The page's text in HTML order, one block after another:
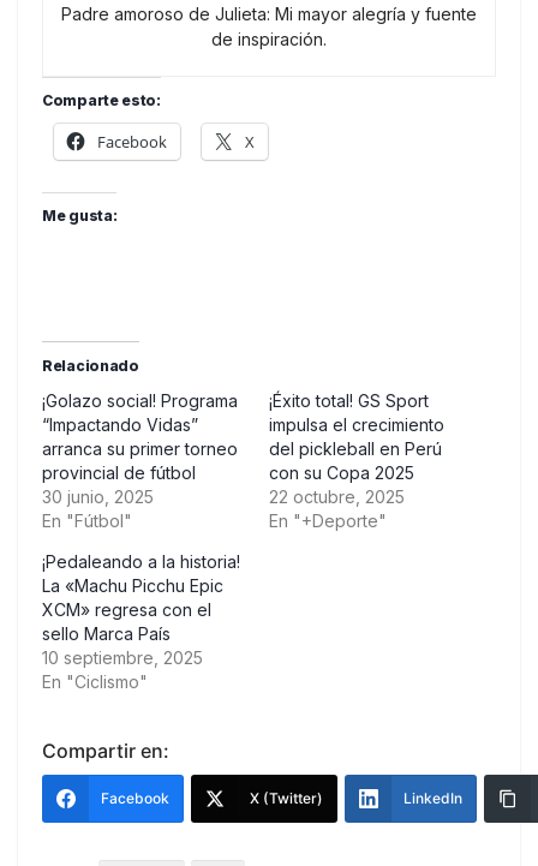
Padre amoroso de Julieta: Mi mayor alegría y fuente
de inspiración.
Comparte esto:
Facebook X
Me gusta:
Relacionado
¡Golazo social! Programa
“Impactando Vidas”
arranca su primer torneo
provincial de fútbol
30 junio, 2025
En "Fútbol"
¡Éxito total! GS Sport
impulsa el crecimiento
del pickleball en Perú
con su Copa 2025
22 octubre, 2025
En "+Deporte"
¡Pedaleando a la historia!
La «Machu Picchu Epic
XCM» regresa con el
sello Marca País
10 septiembre, 2025
En "Ciclismo"
Compartir en:
Facebook X (Twitter) LinkedIn